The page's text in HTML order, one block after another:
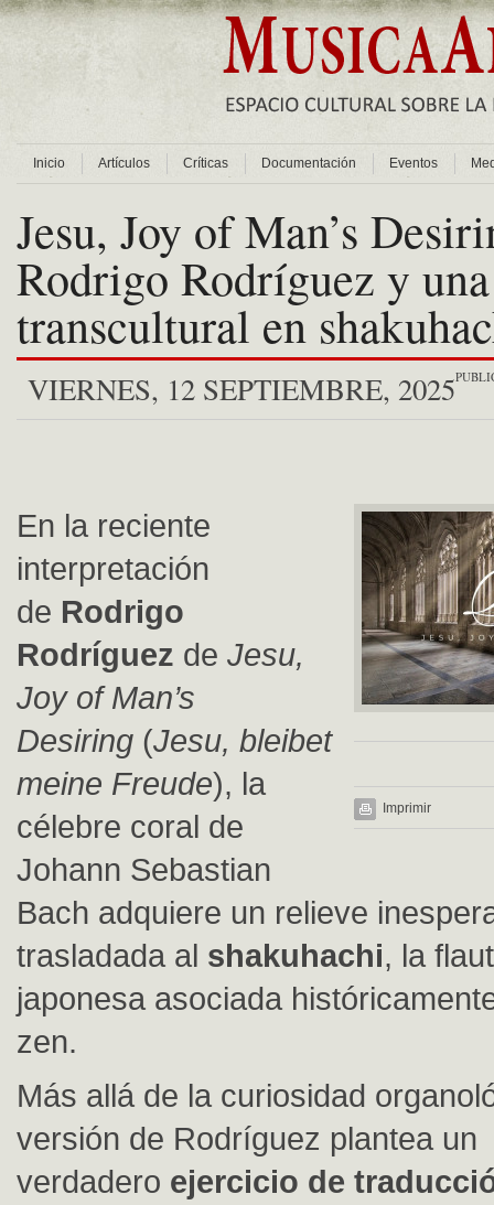
Inicio Artículos Críticas Documentación Eventos
Jesu, Joy of Man’s
Rodrigo Rodríguez y
transcultural en
VIERNES, 12 SEPTIEMBRE, 2025
Imprimir
En la reciente
interpretación
de Rodrigo
Rodríguez de Jesu,
Joy of Man’s
Desiring (Jesu, bleibet
meine Freude), la
célebre coral de
Johann Sebastian
Bach adquiere un relieve
trasladada al shakuhachi, la
japonesa asociada
zen.
Más allá de la curiosidad
versión de Rodríguez plantea un
verdadero ejercicio de